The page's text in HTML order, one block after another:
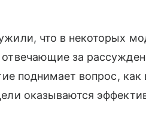
что в некоторых
за
поднимает вопрос, как
оказываются